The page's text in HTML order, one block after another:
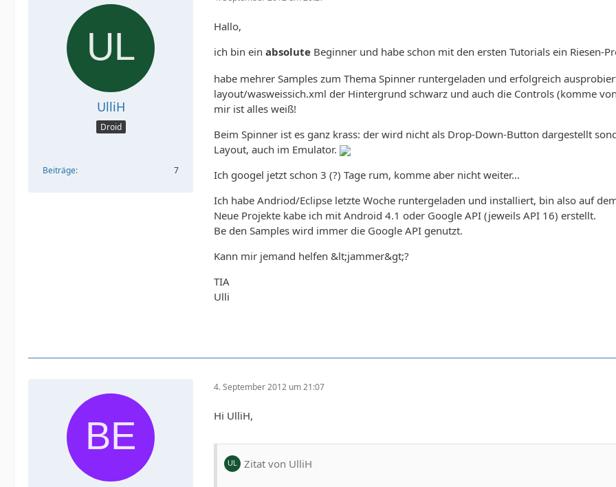
UlliH
Droid
Beiträge 7
Hallo,
ich bin ein absolute Beginner und habe schon mit den ersten Tutorials ein Riesen-
habe mehrer Samples zum Thema Spinner runtergeladen und erfolgreich
layout/wasweissich.xml der Hintergrund schwarz und auch die Controls (komme
mir ist alles weiß!
Beim Spinner ist es ganz krass: der wird nicht als Drop-Down-Button dargestellt
Layout, auch im Emulator.
Ich googel jetzt schon 3 (?) Tage rum, komme aber nicht weiter...
Ich habe Andriod/Eclipse letzte Woche runtergeladen und installiert, bin also auf
Neue Projekte kabe ich mit Android 4.1 oder Google API (jeweils API 16) erstellt.
Be den Samples wird immer die Google API genutzt.
Kann mir jemand helfen &lt;jammer&gt;?
TIA
Ulli
4. September 2012 um 21:07
Hi UlliH,
Zitat von UlliH